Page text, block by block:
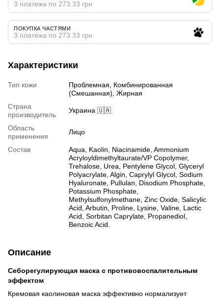
3 платежа по 273.33 грн
ПОКУПКА ЧАСТЯМИ
3 платежа по 273.33 грн
Характеристики
Тип кожи
Проблемная, Комбинированная
(Смешанная), Жирная
Страна
производитель
Украина 🇺🇦
Область
применения
Лицо
Состав
Aqua, Kaolin, Niacinamide, Ammonium
Acryloyldimethyltaurate/VP Copolymer,
Trehalose, Urea, Pentylene Glycol, Glyceryl
Polyacrylate, Algin, Caprylyl Glycol, Sodium
Hyaluronate, Pullulan, Disodium Phosphate,
Potassium Phosphate,
Methylsulfonylmethane, Zinc Oxide, Salicylic
Acid, Arbutin, Proline, Lysine, Valine, Lactic
Acid, Sorbitan Caprylate, Propanediol,
Benzoic Acid.
Описание
Себорегулирующая маска с противовоспалительным
эффектом
Кремовая каолиновая маска эффективно нормализует